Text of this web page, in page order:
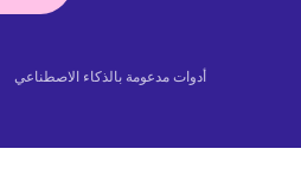
أدوات مدعومة بالذكاء الاصطناعي